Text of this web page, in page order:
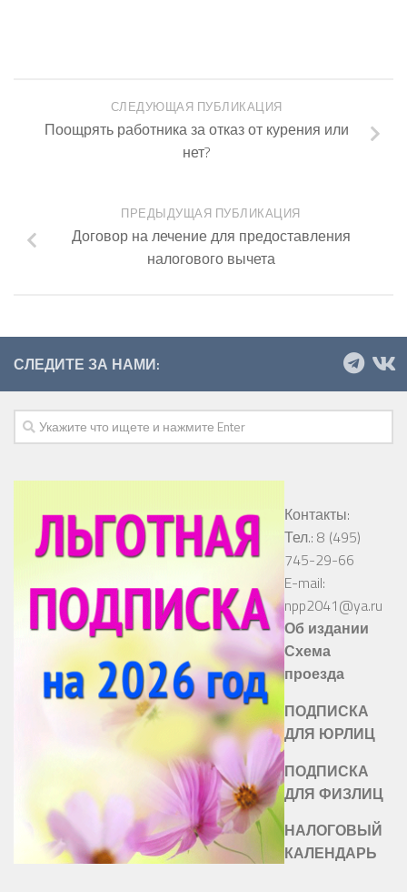
СЛЕДУЮЩАЯ ПУБЛИКАЦИЯ
Поощрять работника за отказ от курения или
нет?
ПРЕДЫДУЩАЯ ПУБЛИКАЦИЯ
Договор на лечение для предоставления
налогового вычета
СЛЕДИТЕ ЗА НАМИ:
Контакты:
Тел.: 8 (495)
745-29-66
E-mail:
npp2041@ya.ru
Об издании
Схема
проезда
ПОДПИСКА
ДЛЯ ЮРЛИЦ
ПОДПИСКА
ДЛЯ ФИЗЛИЦ
НАЛОГОВЫЙ
КАЛЕНДАРЬ